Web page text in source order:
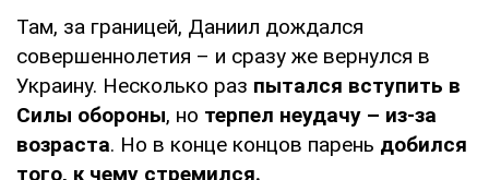
Там, за границей, Даниил дождался
совершеннолетия – и сразу же вернулся в
Украину. Несколько раз пытался вступить в
Силы обороны, но терпел неудачу – из-за
возраста. Но в конце концов парень добился
того, к чему стремился.